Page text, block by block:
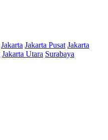
Jakarta Jakarta Pusat Jakarta
Jakarta Utara Surabaya